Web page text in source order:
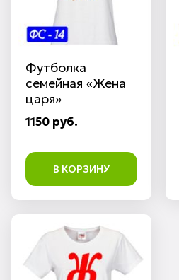
Футболка
семейная «Жена
царя»
1150 руб.
В КОРЗИНУ